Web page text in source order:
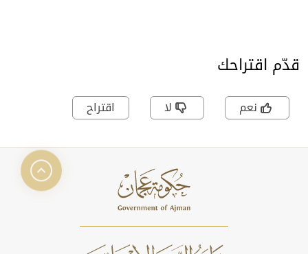
قدّم اقتراحك
نعم لا اقتراح